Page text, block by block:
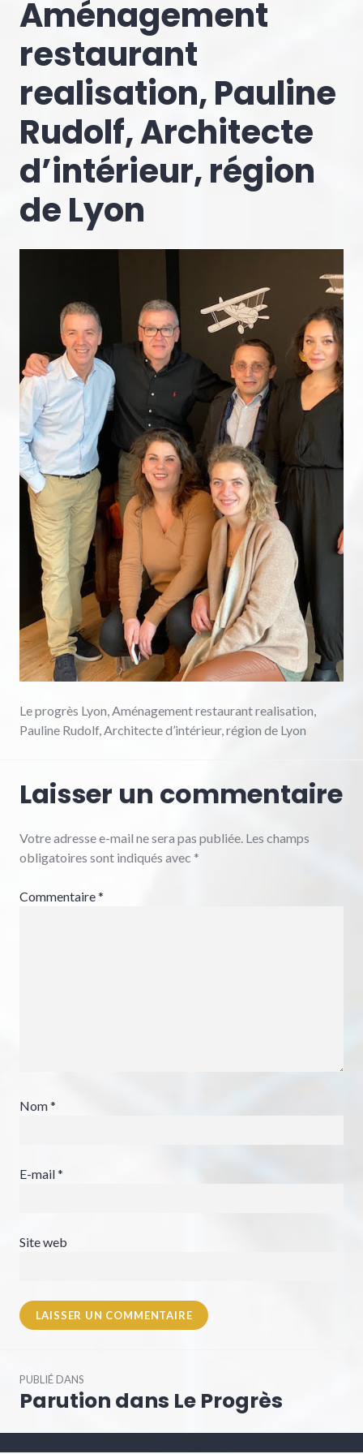
Aménagement
restaurant
realisation, Pauline
Rudolf, Architecte
d’intérieur, région
de Lyon
Le progrès Lyon, Aménagement restaurant realisation,
Pauline Rudolf, Architecte d’intérieur, région de Lyon
Laisser un commentaire
Votre adresse e-mail ne sera pas publiée. Les champs
obligatoires sont indiqués avec *
Commentaire*
Nom*
E-mail*
Site web
dePUBLIÉ DANS
Parution dans Le Progrès